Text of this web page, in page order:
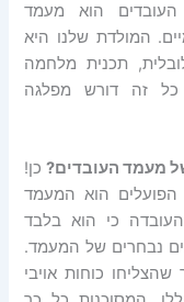
העובדים הוא מעמד
המולדת שלנו היא
תכנית מלחמה
כל זה דורש מפלגה
מעמד העובדים? כן!
הוא המעמד
כי הוא בלבד
נבחרים של המעמד.
כוחות אויבי